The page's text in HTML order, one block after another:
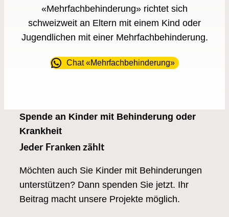
«Mehrfachbehinderung» richtet sich
schweizweit an Eltern mit einem Kind oder
Jugendlichen mit einer Mehrfachbehinderung.
Chat «Mehrfachbehinderung»
Spende an Kinder mit Behinderung oder
Krankheit
Jeder Franken zählt
Möchten auch Sie Kinder mit Behinderungen
unterstützen? Dann spenden Sie jetzt. Ihr
Beitrag macht unsere Projekte möglich.